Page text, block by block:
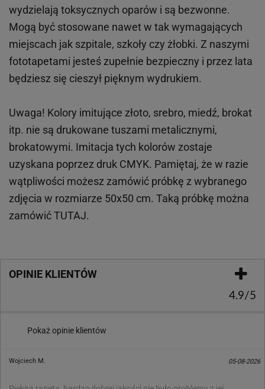
wydzielają toksycznych oparów i są bezwonne.
Mogą być stosowane nawet w tak wymagających
miejscach jak szpitale, szkoły czy żłobki. Z naszymi
fototapetami jesteś zupełnie bezpieczny i przez lata
będziesz się cieszył pięknym wydrukiem.
Uwaga! Kolory imitujące złoto, srebro, miedź, brokat
itp. nie są drukowane tuszami metalicznymi,
brokatowymi. Imitacja tych kolorów zostaje
uzyskana poprzez druk CMYK. Pamiętaj, że w razie
wątpliwości możesz zamówić próbkę z wybranego
zdjęcia w rozmiarze 50x50 cm. Taką próbkę można
zamówićTUTAJ.
OPINIE KLIENTÓW
4.9/5
Pokaż opinie klientów
Wojciech M. 05-08-2026